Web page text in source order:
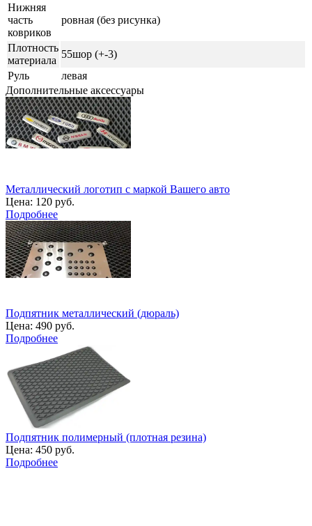
Нижняя
часть
ковриков
ровная (без рисунка)
Плотность
материала
55шор (+-3)
Руль
левая
Дополнительные аксессуары
Металлический логотип с маркой Вашего авто
Цена: 120 руб.
Подробнее
Подпятник металлический (дюраль)
Цена: 490 руб.
Подробнее
Подпятник полимерный (плотная резина)
Цена: 450 руб.
Подробнее